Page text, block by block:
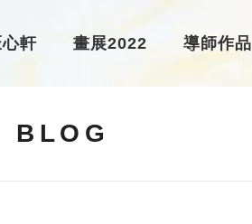
軒 畫展2022 導師作品
BLOG